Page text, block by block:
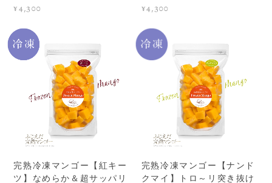
¥4,300 ¥4,300
完熟冷凍マンゴー【紅キー
ツ】なめらか＆超サッパリ
完熟冷凍マンゴー【ナンド
クマイ】トロ～リ突き抜け